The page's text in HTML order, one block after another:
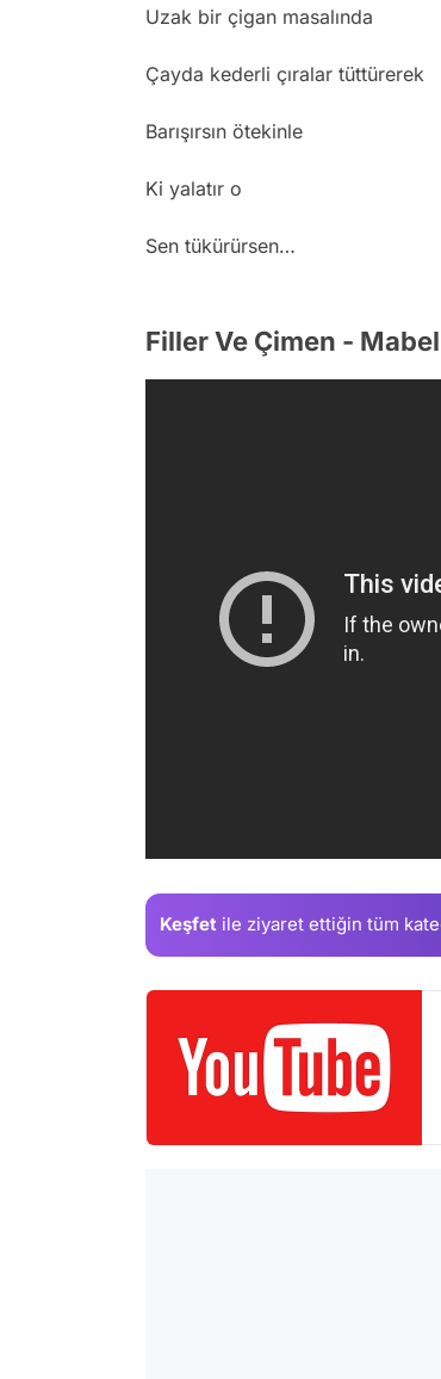
Uzak bir çigan masalında
Çayda kederli çıralar tüttürerek
Barışırsın ötekinle
Ki yalatır o
Sen tükürürsen…
Filler Ve Çimen -
Keşfet ile ziyaret ettiğin tüm